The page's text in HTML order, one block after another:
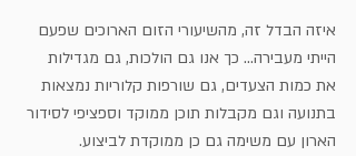
איזה הבדל זה, מהשיעורי הזום הארוכים שפעם
הייתי מעבירה... כך אנו גם הולכות, גם מגדילות
את כמות הצעדים, גם שורפות קלוריות נמצאות
בתנועה וגם מקבלות תוכן ממוקד וספציפי לסידור
הארון עם משימה גם כן ממוקדת לביצוע.